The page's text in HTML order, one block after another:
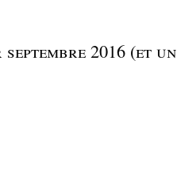
2016 (et un